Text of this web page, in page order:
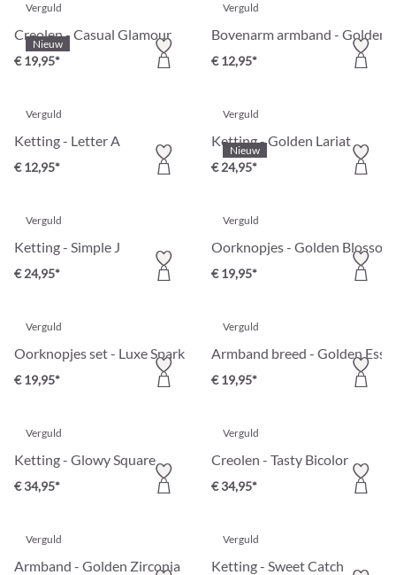
Nieuw
Verguld
Creolen - Casual Glamour
€ 19,95*
Verguld
Bovenarm armband - Golden
€ 12,95*
Verguld
Ketting - Letter A
€ 12,95*
Nieuw
Verguld
Ketting - Golden Lariat
€ 24,95*
Verguld
Ketting - Simple J
€ 24,95*
Verguld
Oorknopjes - Golden Blossom
€ 19,95*
Verguld
Oorknopjes set - Luxe Spark
€ 19,95*
Verguld
Armband breed - Golden
€ 19,95*
Verguld
Ketting - Glowy Square
€ 34,95*
Verguld
Creolen - Tasty Bicolor
€ 34,95*
Verguld
Armband - Golden Zirconia
Verguld
Ketting - Sweet Catch